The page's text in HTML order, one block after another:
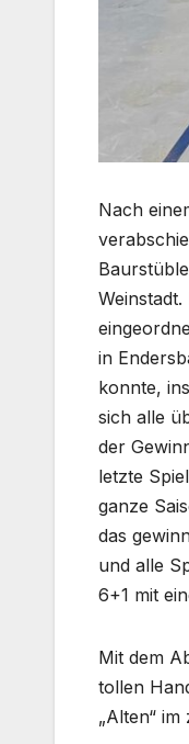
Nach
in
konnte,
sich alle
der
letzte
ganze
das
und alle
6+1 mit
Mit dem
tollen
„Alten“